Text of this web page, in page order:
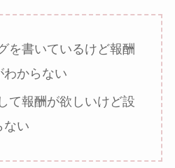
を書いているけど報酬
わからない
て報酬が欲しいけど設
ない